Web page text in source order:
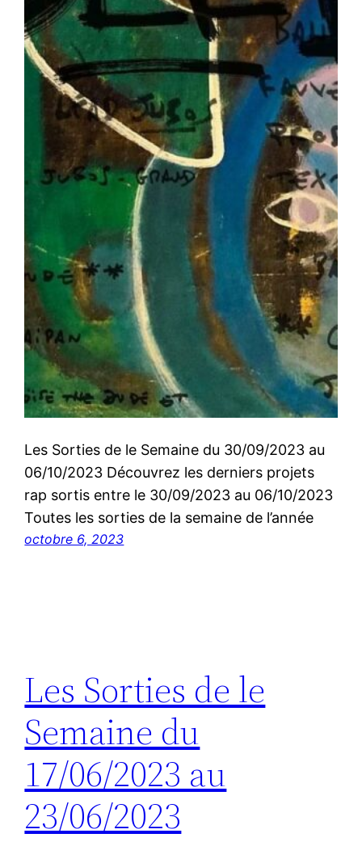
Les Sorties de le Semaine du 30/09/2023 au
06/10/2023 Découvrez les derniers projets
rap sortis entre le 30/09/2023 au 06/10/2023
Toutes les sorties de la semaine de l’année
octobre 6, 2023
Les Sorties de le
Semaine du
17/06/2023 au
23/06/2023